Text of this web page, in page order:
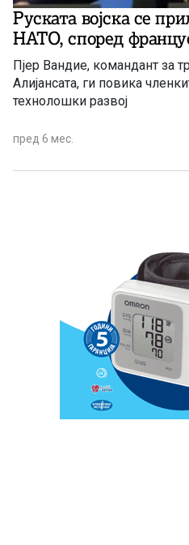
Руската војска се
НАТО, според
Пјер Вандие, командант за
Алијансата, ги повика
технолошки развој
пред 6 мес.